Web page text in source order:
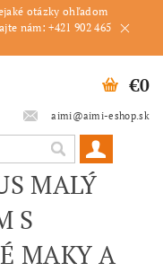
otázky ohľadom
nám: +421 902 465
aimi@aimi-eshop.sk
€0
MALÝ
S
MAKY A